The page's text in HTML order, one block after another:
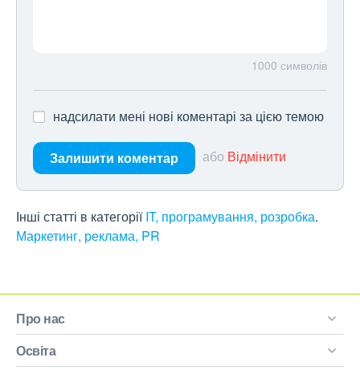
1000 символів
надсилати мені нові коментарі за цією темою
Залишити коментар або Відмінити
Інші статті в категорії IT, програмування, розробка
Маркетинг, реклама, PR
Про нас
Освіта